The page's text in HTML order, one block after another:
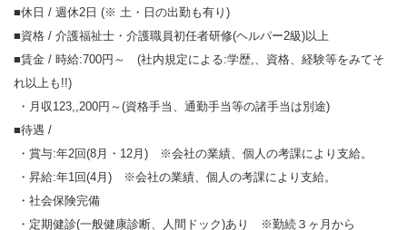
■休日 / 週休2日 (※ 土・日の出勤も有り)
■資格 / 介護福祉士・介護職員初任者研修(ヘルパー2級)以上
■賃金 / 時給:700円～ (社内規定による:学歴,、資格、経験等をみてそ
れ以上も!!)
・月収123,,200円～(資格手当、通勤手当等の諸手当は別途)
■待遇 /
・賞与:年2回(8月・12月) ※会社の業績、個人の考課により支給。
・昇給:年1回(4月) ※会社の業績、個人の考課により支給。
・社会保険完備
・定期健診(一般健康診断、人間ドック)あり ※勤続３ヶ月から